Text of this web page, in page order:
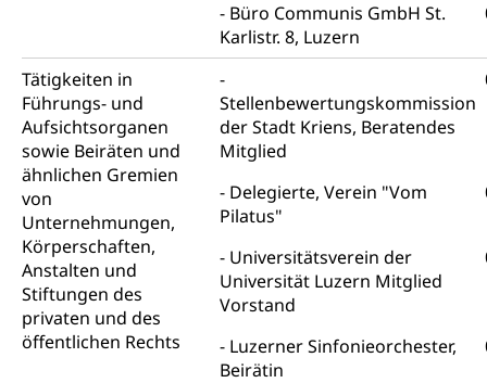
Büro Communis GmbH St.
Karlistr. 8, Luzern
Tätigkeiten in
Führungs- und
Aufsichtsorganen
sowie Beiräten und
ähnlichen Gremien
von
Unternehmungen,
Körperschaften,
Anstalten und
Stiftungen des
privaten und des
öffentlichen Rechts
Stellenbewertungskommission
der Stadt Kriens, Beratendes
Mitglied
Delegierte, Verein "Vom
Pilatus"
Universitätsverein der
Universität Luzern Mitglied
Vorstand
Luzerner Sinfonieorchester,
Beirätin
Waffen, Sprengstoffe und Pyrotechnik
Strassenverkehrsamt (Führerausweis,
Fahrzeugausweis)
Namensänderungen
Staatsbürgerschaft, Bürgerrecht, Erwerb des
Bürgerrechts, Verlust des Bürgerrechts,
Einbürgerungsverfahren
Einbürgerungen
Geburt
Geburtsurkunde, Geburtsschein, Geburtsanzeige
Familienzulagen (WAS Luzern)
Schwangerschaft / Geburt (gruezi.lu.ch)
Kinder und Jugendliche
Mündigkeit, Kindesschutz, Jugendschutz
Kinder- und Jugendförderung
Psychische Gesundheit
IV für Kinder und Jugendliche (WAS Luzern)
Pflege / Pflegeheim
Hauspflege, spitalexterne Pflege, Spitex
Betreuende Angehörige